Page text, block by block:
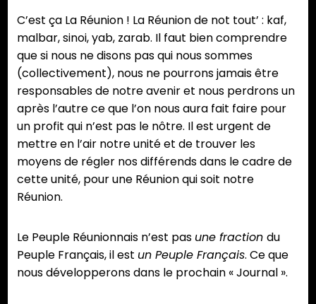
C’est ça La Réunion ! La Réunion de not tout’ : kaf,
malbar, sinoi, yab, zarab. Il faut bien comprendre
que si nous ne disons pas qui nous sommes
(collectivement), nous ne pourrons jamais être
responsables de notre avenir et nous perdrons un
après l’autre ce que l’on nous aura fait faire pour
un profit qui n’est pas le nôtre. Il est urgent de
mettre en l’air notre unité et de trouver les
moyens de régler nos différends dans le cadre de
cette unité, pour une Réunion qui soit notre
Réunion.
Le Peuple Réunionnais n’est pas une fraction du
Peuple Français, il est un Peuple Français. Ce que
nous développerons dans le prochain « Journal ».